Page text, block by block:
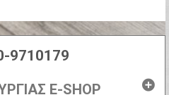
9710179
E-SHOP